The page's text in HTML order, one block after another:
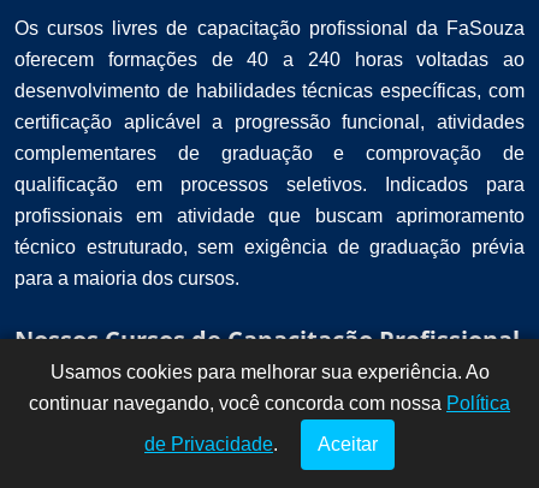
Os cursos livres de capacitação profissional da FaSouza
oferecem formações de 40 a 240 horas voltadas ao
desenvolvimento de habilidades técnicas específicas, com
certificação aplicável a progressão funcional, atividades
complementares de graduação e comprovação de
qualificação em processos seletivos. Indicados para
profissionais em atividade que buscam aprimoramento
técnico estruturado, sem exigência de graduação prévia
para a maioria dos cursos.
Nossos Cursos de Capacitação Profissional
!
Dúvidas? Fale
conosco por
aqui!
Usamos cookies para melhorar sua experiência. Ao
continuar navegando, você concorda com nossa Política
de Privacidade. Aceitar